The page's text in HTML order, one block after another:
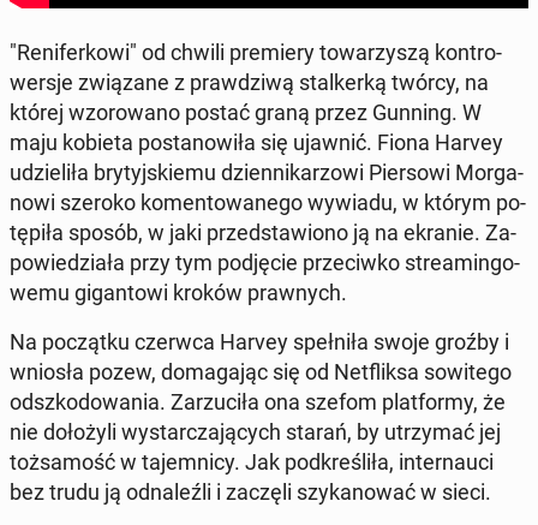
"Re­ni­fer­ko­wi" od chwili pre­mie­ry to­wa­rzy­szą kon­tro­
wer­sje zwią­za­ne z praw­dzi­wą stal­ker­ką twórcy, na
której wzo­ro­wa­no postać graną przez Gunning. W
maju kobieta po­sta­no­wi­ła się ujawnić. Fiona Harvey
udzie­li­ła bry­tyj­skie­mu dzien­ni­ka­rzo­wi Pier­so­wi Mor­ga­
no­wi szeroko ko­men­to­wa­ne­go wywiadu, w którym po­
tę­pi­ła sposób, w jaki przed­sta­wio­no ją na ekranie. Za­
po­wie­dzia­ła przy tym pod­ję­cie prze­ciw­ko stre­amin­go­
we­mu gi­gan­to­wi kroków praw­nych.
Na po­cząt­ku czerwca Harvey speł­ni­ła swoje groźby i
wniosła pozew, do­ma­ga­jąc się od Net­flik­sa so­wi­te­go
od­szko­do­wa­nia. Za­rzu­ci­ła ona szefom plat­for­my, że
nie do­ło­ży­li wy­star­cza­ją­cych starań, by utrzy­mać jej
toż­sa­mość w ta­jem­ni­cy. Jak pod­kre­śli­ła, in­ter­nau­ci
bez trudu ją od­na­leź­li i zaczęli szy­ka­no­wać w sieci.